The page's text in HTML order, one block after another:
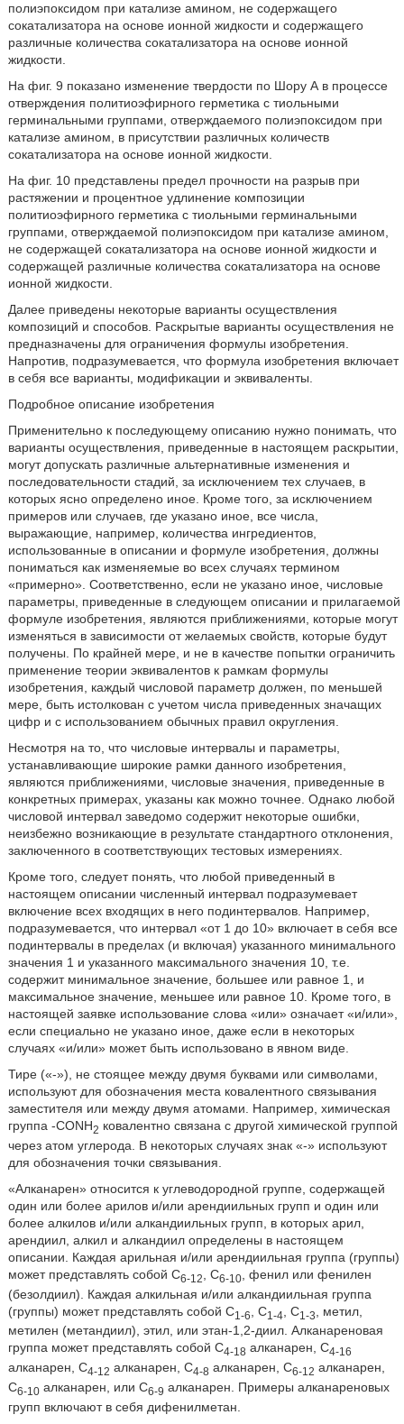
полиэпоксидом при катализе амином, не содержащего
сокатализатора на основе ионной жидкости и содержащего
различные количества сокатализатора на основе ионной
жидкости.
На фиг. 9 показано изменение твердости по Шору А в процессе
отверждения политиоэфирного герметика с тиольными
герминальными группами, отверждаемого полиэпоксидом при
катализе амином, в присутствии различных количеств
сокатализатора на основе ионной жидкости.
На фиг. 10 представлены предел прочности на разрыв при
растяжении и процентное удлинение композиции
политиоэфирного герметика с тиольными герминальными
группами, отверждаемой полиэпоксидом при катализе амином,
не содержащей сокатализатора на основе ионной жидкости и
содержащей различные количества сокатализатора на основе
ионной жидкости.
Далее приведены некоторые варианты осуществления
композиций и способов. Раскрытые варианты осуществления не
предназначены для ограничения формулы изобретения.
Напротив, подразумевается, что формула изобретения включает
в себя все варианты, модификации и эквиваленты.
Подробное описание изобретения
Применительно к последующему описанию нужно понимать, что
варианты осуществления, приведенные в настоящем раскрытии,
могут допускать различные альтернативные изменения и
последовательности стадий, за исключением тех случаев, в
которых ясно определено иное. Кроме того, за исключением
примеров или случаев, где указано иное, все числа,
выражающие, например, количества ингредиентов,
использованные в описании и формуле изобретения, должны
пониматься как изменяемые во всех случаях термином
«примерно». Соответственно, если не указано иное, числовые
параметры, приведенные в следующем описании и прилагаемой
формуле изобретения, являются приближениями, которые могут
изменяться в зависимости от желаемых свойств, которые будут
получены. По крайней мере, и не в качестве попытки ограничить
применение теории эквивалентов к рамкам формулы
изобретения, каждый числовой параметр должен, по меньшей
мере, быть истолкован с учетом числа приведенных значащих
цифр и с использованием обычных правил округления.
Несмотря на то, что числовые интервалы и параметры,
устанавливающие широкие рамки данного изобретения,
являются приближениями, числовые значения, приведенные в
конкретных примерах, указаны как можно точнее. Однако любой
числовой интервал заведомо содержит некоторые ошибки,
неизбежно возникающие в результате стандартного отклонения,
заключенного в соответствующих тестовых измерениях.
Кроме того, следует понять, что любой приведенный в
настоящем описании численный интервал подразумевает
включение всех входящих в него подинтервалов. Например,
подразумевается, что интервал «от 1 до 10» включает в себя все
подинтервалы в пределах (и включая) указанного минимального
значения 1 и указанного максимального значения 10, т.е.
содержит минимальное значение, большее или равное 1, и
максимальное значение, меньшее или равное 10. Кроме того, в
настоящей заявке использование слова «или» означает «и/или»,
если специально не указано иное, даже если в некоторых
случаях «и/или» может быть использовано в явном виде.
Тире («-»), не стоящее между двумя буквами или символами,
используют для обозначения места ковалентного связывания
заместителя или между двумя атомами. Например, химическая
группа -CONH2 ковалентно связана с другой химической группой
через атом углерода. В некоторых случаях знак «-» используют
для обозначения точки связывания.
«Алканарен» относится к углеводородной группе, содержащей
один или более арилов и/или арендиильных групп и один или
более алкилов и/или алкандиильных групп, в которых арил,
арендиил, алкил и алкандиил определены в настоящем
описании. Каждая арильная и/или арендиильная группа (группы)
может представлять собой C6-12 , C6-10, фенил или фенилен
(безолдиил). Каждая алкильная и/или алкандиильная группа
(группы) может представлять собой C1-6 , C1-4 , C1-3
, метил,
метилен (метандиил), этил, или этан-1,2-диил. Алканареновая
группа может представлять собой C4-18 алканарен, C4-16
алканарен, C4-12 алканарен, C4-8 алканарен, C6-12 алканарен,
C6-10алканарен, или C6-9 алканарен. Примеры алканареновых
групп включают в себя дифенилметан.